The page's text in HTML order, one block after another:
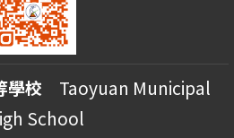
學校 Taoyuan Municipal
School